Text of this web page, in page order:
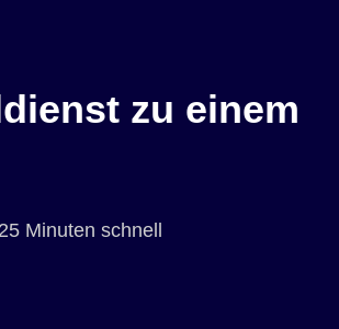
zu einem
Minuten schnell